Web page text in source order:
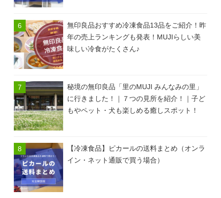
無印良品おすすめ冷凍食品13品をご紹介！昨
年の売上ランキングも発表！MUJIらしい美
味しい冷食がたくさん♪
秘境の無印良品「里のMUJI みんなみの里」
に行きました！｜７つの見所を紹介！｜子ど
もやペット・犬も楽しめる癒しスポット！
【冷凍食品】ピカールの送料まとめ（オンラ
イン・ネット通販で買う場合）